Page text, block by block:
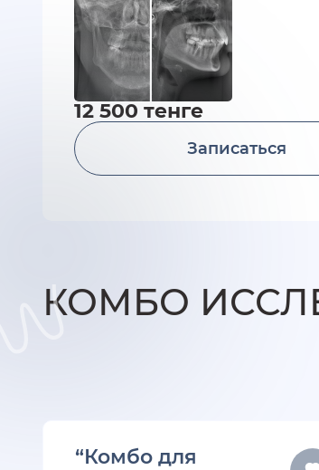
12 500 тенге
Записаться
КОМБО
“Комбо для